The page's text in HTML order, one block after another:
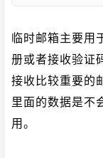
临时邮箱主要用
册或者接收验证
接收比较重要的
里面的数据是不
用。